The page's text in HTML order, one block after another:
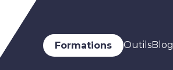
Formations OutilsBlog